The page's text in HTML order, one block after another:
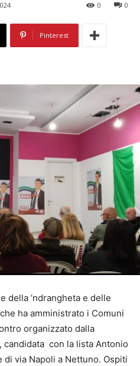
0
0
Pinterest
della ‘ndrangheta e delle
ha amministrato i Comuni
organizzato dalla
, candidata con la lista Antonio
via Napoli a Nettuno. Ospiti